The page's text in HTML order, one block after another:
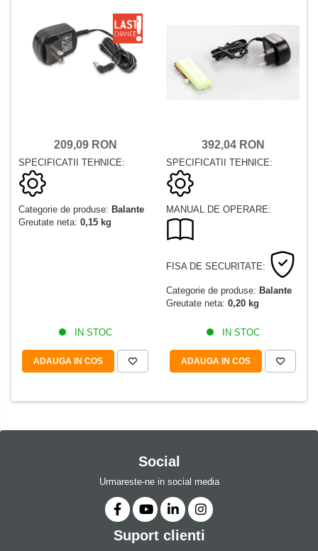
209,09 RON
SPECIFICATII TEHNICE:
Categorie de produse: Balante
Greutate neta: 0,15 kg
IN STOC
ADAUGA IN COS
392,04 RON
SPECIFICATII TEHNICE:
MANUAL DE OPERARE:
FISA DE SECURITATE:
Categorie de produse: Balante
Greutate neta: 0,20 kg
IN STOC
ADAUGA IN COS
Social
Urmareste-ne in social media
Suport clienti